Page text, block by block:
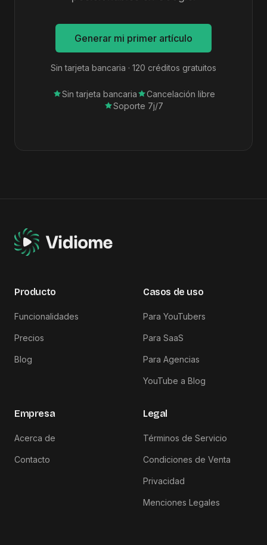
Generar mi primer artículo
Sin tarjeta bancaria · 120 créditos gratuitos
Sin tarjeta bancaria
Cancelación libre
Soporte 7j/7
Producto
Funcionalidades
Precios
Blog
Casos de uso
Para YouTubers
Para SaaS
Para Agencias
YouTube a Blog
Empresa
Acerca de
Contacto
Legal
Términos de Servicio
Condiciones de Venta
Privacidad
Menciones Legales